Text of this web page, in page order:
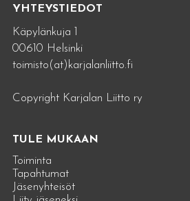
YHTEYSTIEDOT
Käpylänkuja 1
00610 Helsinki
toimisto(at)karjalanliitto.fi
Copyright Karjalan Liitto ry
TULE MUKAAN
Toiminta
Tapahtumat
Jäsenyhteisöt